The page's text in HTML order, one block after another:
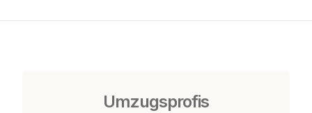
Umzugsprofis